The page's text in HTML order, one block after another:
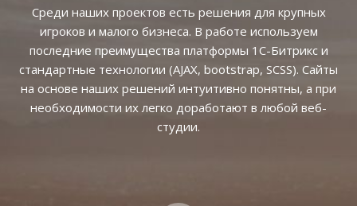
Среди наших проектов есть решения для крупных
игроков и малого бизнеса. В работе используем
последние преимущества платформы 1С-Битрикс и
стандартные технологии (AJAX, bootstrap, SCSS). Сайты
на основе наших решений интуитивно понятны, а при
необходимости их легко доработают в любой веб-
студии.